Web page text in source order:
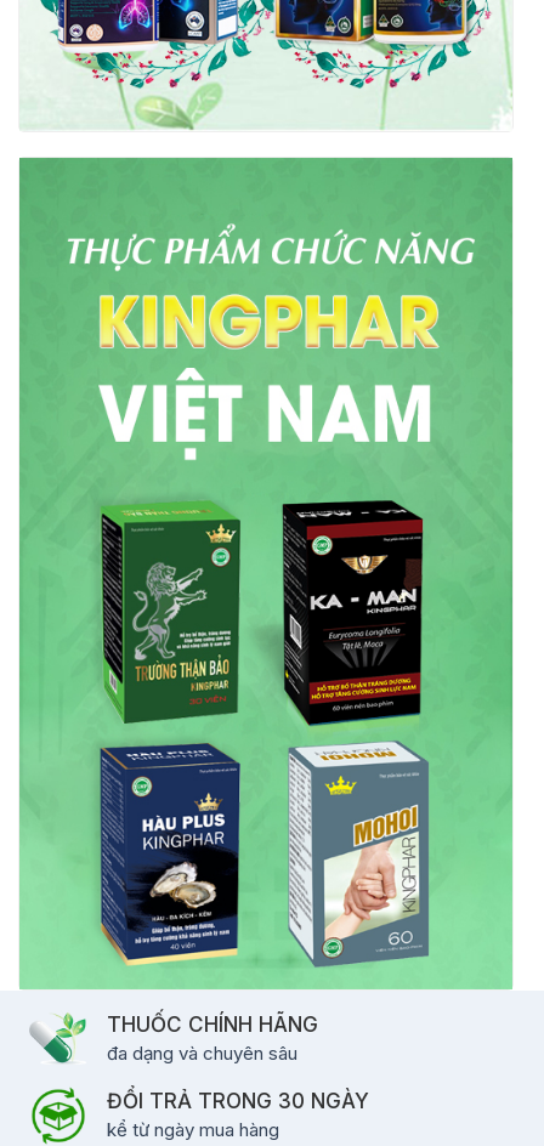
THUỐC CHÍNH HÃNG
đa dạng và chuyên sâu
ĐỔI TRẢ TRONG 30 NGÀY
kể từ ngày mua hàng